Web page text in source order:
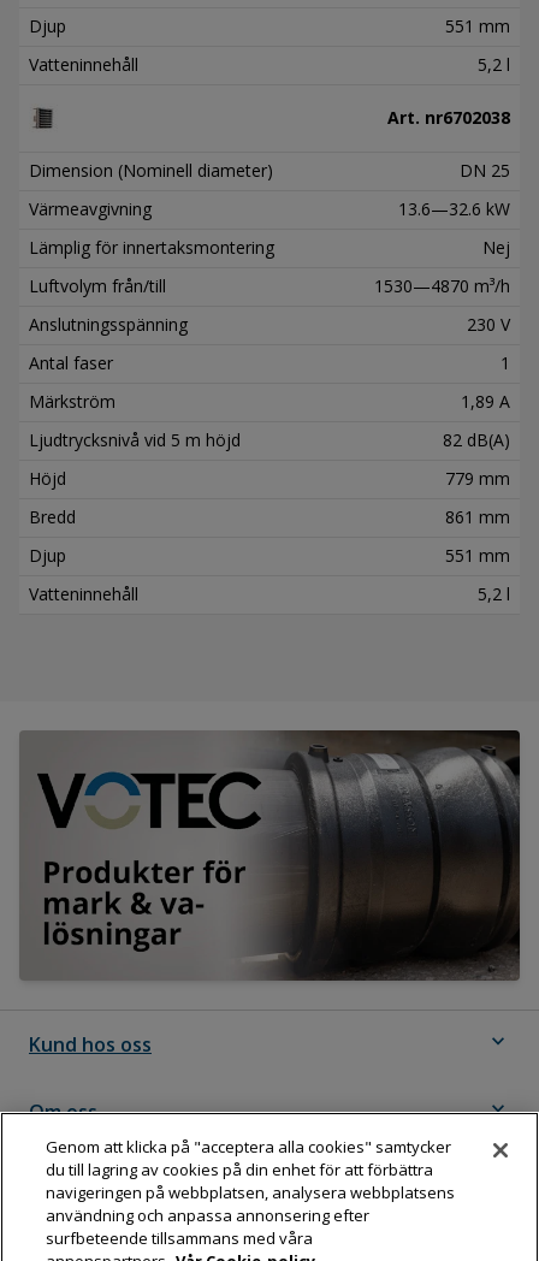
Djup
551 mm
Vatteninnehåll
5,2 l
Art. nr6702038
Dimension (Nominell diameter)
DN 25
Värmeavgivning
13.6—32.6 kW
Lämplig för innertaksmontering
Nej
Luftvolym från/till
1530—4870 m³/h
Anslutningsspänning
230 V
Antal faser
1
Märkström
1,89 A
Ljudtrycksnivå vid 5 m höjd
82 dB(A)
Höjd
779 mm
Bredd
861 mm
Djup
551 mm
Vatteninnehåll
5,2 l
Kund hos oss expand_more
Om oss expand_more
Följ Dahl
Genom att klicka på "acceptera alla cookies" samtycker
du till lagring av cookies på din enhet för att förbättra
navigeringen på webbplatsen, analysera webbplatsens
användning och anpassa annonsering efter
surfbeteende tillsammans med våra